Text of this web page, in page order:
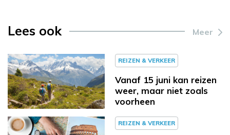
Lees ook Meer
REIZEN & VERKEER
Vanaf 15 juni kan reizen
weer, maar niet zoals
voorheen
REIZEN & VERKEER